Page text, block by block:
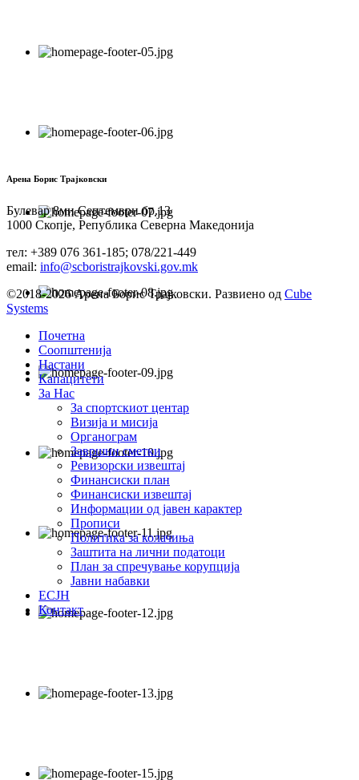
Арена Борис Трајковски
Булевар 8ми Септември бр.13
1000 Скопје, Република Северна Македонија
тел: +389 076 361-185; 078/221-449
email: info@scboristrajkovski.gov.mk
©2018-2026 Арена Борис Трајковски. Развиено од Cube
Systems
Почетна
Соопштенија
Настани
Капацитети
За Нас
За спортскиот центар
Визија и мисија
Органограм
Завршни сметки
Ревизорски извештај
Финансиски план
Финансиски извештај
Информации од јавен карактер
Прописи
Политика за колачиња
Заштита на лични податоци
План за спречување корупција
Јавни набавки
ЕСЈН
Контакт